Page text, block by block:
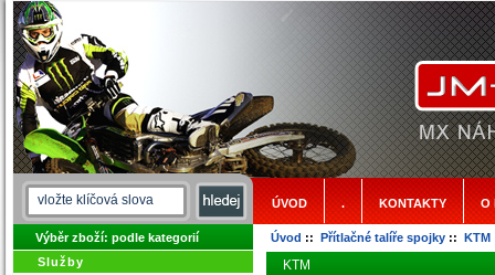
ÚVOD . KONTAKTY O
Výběr zboží: podle kategorií
Služby
Úvod :: Přítlačné talíře spojky:: KTM
KTM